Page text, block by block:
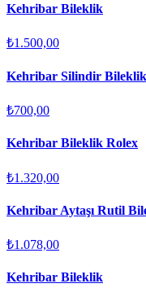
Kehribar Bileklik
₺1.500,00
Kehribar Silindir Bileklik
₺700,00
Kehribar Bileklik Rolex
₺1.320,00
Kehribar Aytaşı Rutil
₺1.078,00
Kehribar Bileklik